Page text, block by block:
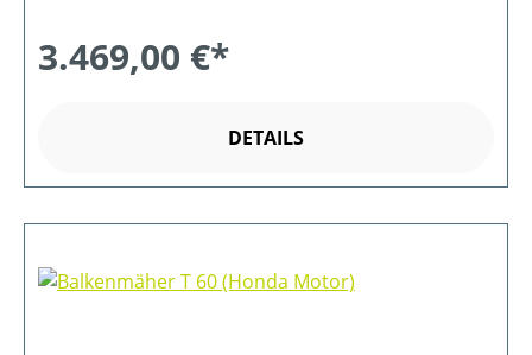
3.469,00 €*
DETAILS